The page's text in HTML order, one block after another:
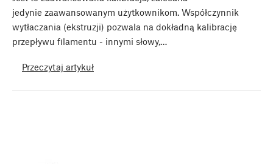
jedynie zaawansowanym użytkownikom. Współczynnik
wytłaczania (ekstruzji) pozwala na dokładną kalibrację
przepływu filamentu - innymi słowy,…
Przeczytaj artykuł